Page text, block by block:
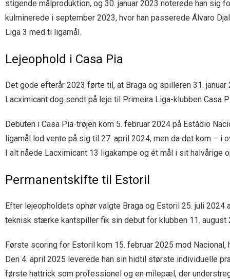
stigende målproduktion, og 30. januar 2023 noterede han
kulminerede i september 2023, hvor han passerede Álvaro
Liga 3 med ti ligamål.
Lejeophold i Casa Pia
Det gode efterår 2023 førte til, at Braga og spilleren 31.
Lacximicant dog sendt på leje til Primeira Liga-klubben Casa
Debuten i Casa Pia-trøjen kom 5. februar 2024 på Estádio
ligamål lod vente på sig til 27. april 2024, men da det kom – i
I alt nåede Lacximicant 13 ligakampe og ét mål i sit halvårige
Permanentskifte til Estoril
Efter lejeopholdets ophør valgte Braga og Estoril 25. juli
teknisk stærke kantspiller fik sin debut for klubben 11. august
Første scoring for Estoril kom 15. februar 2025 mod
Den 4. april 2025 leverede han sin hidtil største individuelle
første hattrick som professionel og en milepæl, der